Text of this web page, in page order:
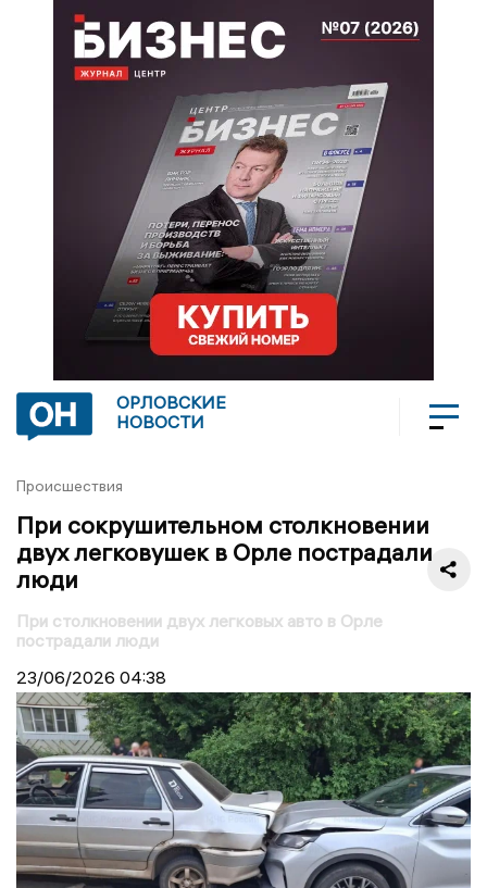
ОРЛОВСКИЕ
НОВОСТИ
Происшествия
При сокрушительном столкновении
двух легковушек в Орле пострадали
люди
При столкновении двух легковых авто в Орле
пострадали люди
23/06/2026 04:38